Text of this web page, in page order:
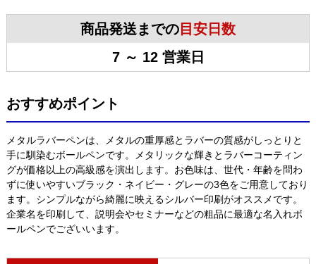
商品発送までの 目安日数
7 ～ 12 営業日
おすすめポイント
メタルラバーペンは、メタルの重厚感とラバーの質感がしっとりと
手に馴染むボールペンです。メタリックな輝きとラバーコーティン
グが価格以上の高級感を演出します。お色味は、世代・年齢を問わ
ずに使いやすいブラック・ネイビー・グレーの3色をご用意しており
ます。シンプルながら綺麗に映えるシルバー印刷がオススメです。
企業名を印刷して、説明会やセミナーなどの粗品に最適な名入れボ
ールペンでございいます。